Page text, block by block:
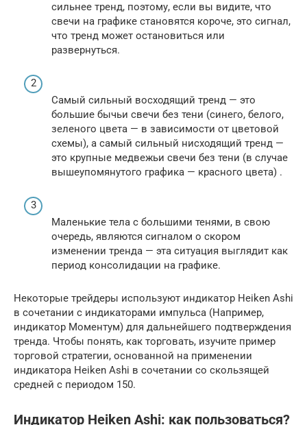
сильнее тренд, поэтому, если вы видите, что
свечи на графике становятся короче, это сигнал,
что тренд может остановиться или
развернуться.
Самый сильный восходящий тренд — это
большие бычьи свечи без тени (синего, белого,
зеленого цвета — в зависимости от цветовой
схемы), а самый сильный нисходящий тренд —
это крупные медвежьи свечи без тени (в случае
вышеупомянутого графика — красного цвета) .
Маленькие тела с большими тенями, в свою
очередь, являются сигналом о скором
изменении тренда — эта ситуация выглядит как
период консолидации на графике.
Некоторые трейдеры используют индикатор Heiken Ashi
в сочетании с индикаторами импульса (Например,
индикатор Моментум) для дальнейшего подтверждения
тренда. Чтобы понять, как торговать, изучите пример
торговой стратегии, основанной на применении
индикатора Heiken Ashi в сочетании со скользящей
средней с периодом 150.
Индикатор Heiken Ashi: как пользоваться?